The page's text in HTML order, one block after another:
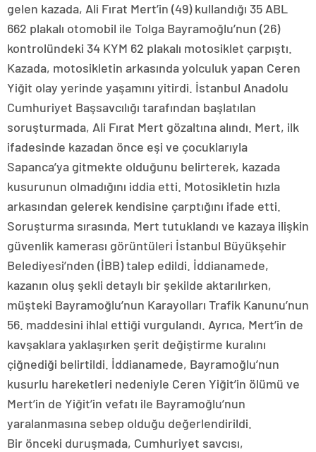
gelen kazada, Ali Fırat Mert’in (49) kullandığı 35 ABL
662 plakalı otomobil ile Tolga Bayramoğlu’nun (26)
kontrolündeki 34 KYM 62 plakalı motosiklet çarpıştı.
Kazada, motosikletin arkasında yolculuk yapan Ceren
Yiğit olay yerinde yaşamını yitirdi. İstanbul Anadolu
Cumhuriyet Başsavcılığı tarafından başlatılan
soruşturmada, Ali Fırat Mert gözaltına alındı. Mert, ilk
ifadesinde kazadan önce eşi ve çocuklarıyla
Sapanca’ya gitmekte olduğunu belirterek, kazada
kusurunun olmadığını iddia etti. Motosikletin hızla
arkasından gelerek kendisine çarptığını ifade etti.
Soruşturma sırasında, Mert tutuklandı ve kazaya ilişkin
güvenlik kamerası görüntüleri İstanbul Büyükşehir
Belediyesi’nden (İBB) talep edildi. İddianamede,
kazanın oluş şekli detaylı bir şekilde aktarılırken,
müşteki Bayramoğlu’nun Karayolları Trafik Kanunu’nun
56. maddesini ihlal ettiği vurgulandı. Ayrıca, Mert’in de
kavşaklara yaklaşırken şerit değiştirme kuralını
çiğnediği belirtildi. İddianamede, Bayramoğlu’nun
kusurlu hareketleri nedeniyle Ceren Yiğit’in ölümü ve
Mert’in de Yiğit’in vefatı ile Bayramoğlu’nun
yaralanmasına sebep olduğu değerlendirildi.
Bir önceki duruşmada, Cumhuriyet savcısı,